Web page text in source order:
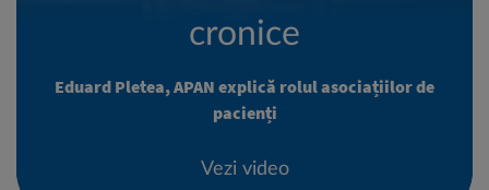
cronice
Eduard Pletea, APAN explică rolul asociațiilor de
pacienți
Vezi video